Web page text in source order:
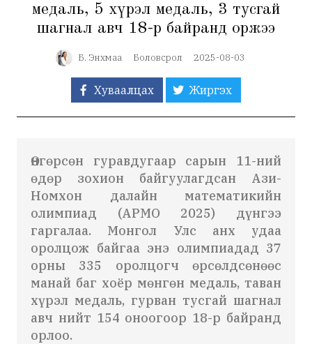
медаль, 5 хүрэл медаль, 3 тусгай
шагнал авч 18-р байранд оржээ
Б. Энхмаа Боловсрол 2025-08-03
Хуваалцах Жиргэх
Өнгөрсөн гуравдугаар сарын 11-ний
өдөр зохион байгуулагдсан Ази-
Номхон далайн математикийн
олимпиад (APMO 2025) дүнгээ
гаргалаа. Монгол Улс анх удаа
оролцож байгаа энэ олимпиадад 37
орны 335 оролцогч өрсөлдсөнөөс
манай баг хоёр мөнгөн медаль, таван
хүрэл медаль, гурван тусгай шагнал
авч нийт 154 оноогоор 18-р байранд
орлоо.